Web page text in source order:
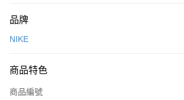
台灣樂天信用卡公司
【關於「AFTEE先享後付」】
便利好安心！
３．安心：先確認商品／服務後，再付款。
【「AFTEE先享後付」結帳流程】
運送方式
每筆NT$100，滿NT$1,500(含以上)免運費
宅配
品牌
NIKE
商品特色
商品編號